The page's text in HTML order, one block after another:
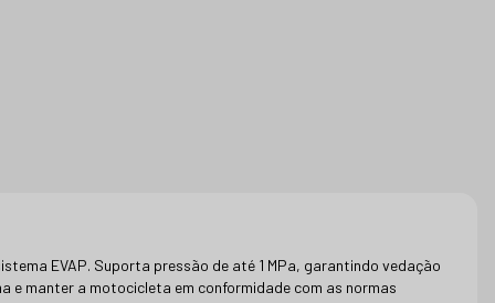
EVAP. Suporta pressão de até 1 MPa, garantindo vedação
e manter a motocicleta em conformidade com as normas